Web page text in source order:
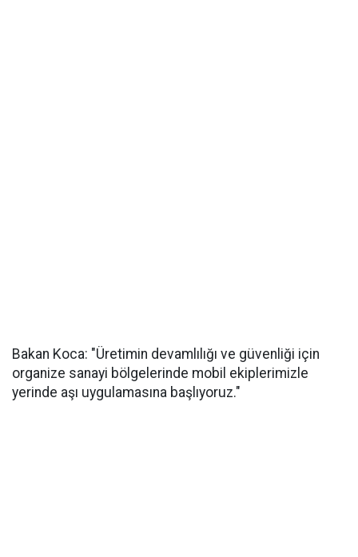
Bakan Koca: "Üretimin devamlılığı ve güvenliği için
organize sanayi bölgelerinde mobil ekiplerimizle
yerinde aşı uygulamasına başlıyoruz."